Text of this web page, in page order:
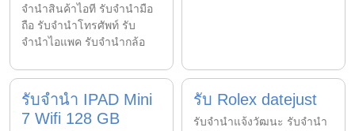
จำนำสินค้าไอที รับจำนำมือ
ถือ รับจำนำโทรศัพท์ รับ
จำนำไอแพค รับจำนำกล้อ
รับจำนำ IPAD Mini
7 Wifi 128 GB
รับ Rolex datejust
รับจํานําแจ้งวัฒนะ รับจํานํา